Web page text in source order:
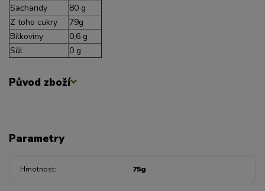
Sacharidy
80 g
Z toho cukry
79g
Bílkoviny
0,6 g
Sůl
0 g
Původ zboží
Parametry
Hmotnost 75g